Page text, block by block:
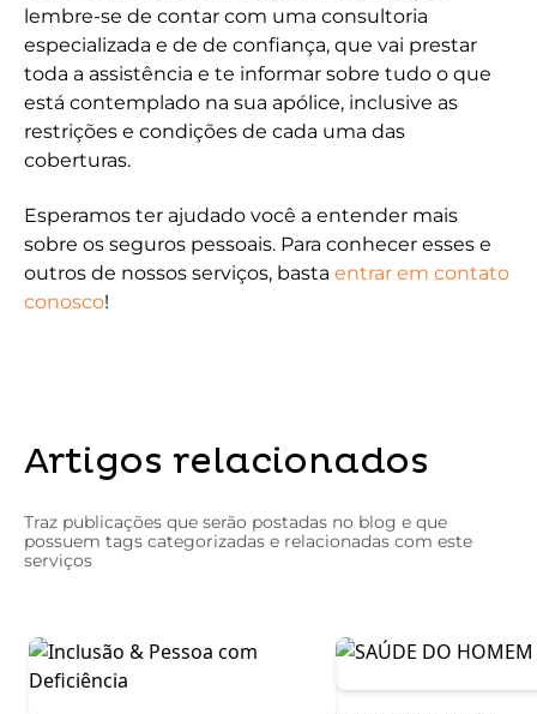
lembre-se de contar com uma consultoria
especializada e de de confiança, que vai prestar
toda a assistência e te informar sobre tudo o que
está contemplado na sua apólice, inclusive as
restrições e condições de cada uma das
coberturas.
Esperamos ter ajudado você a entender mais
sobre os seguros pessoais. Para conhecer esses e
outros de nossos serviços, basta entrar em contato
conosco!
Artigos relacionados
Traz publicações que serão postadas no blog e que
possuem tags categorizadas e relacionadas com este
serviços